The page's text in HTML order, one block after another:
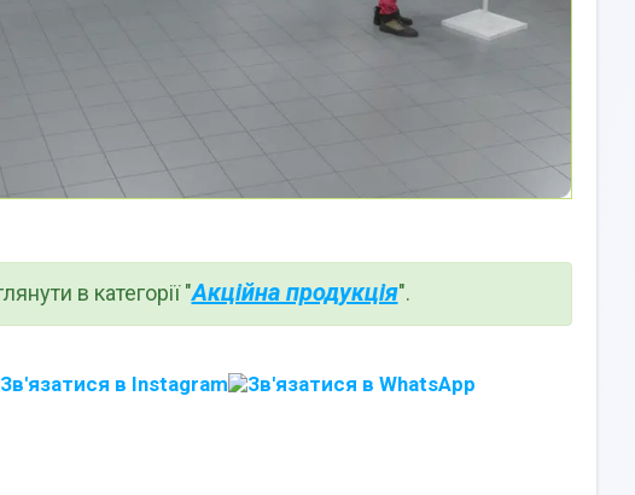
в категорії "Акційна продукція".